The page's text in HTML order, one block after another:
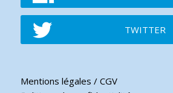
TWITTER
Mentions légales / CGV